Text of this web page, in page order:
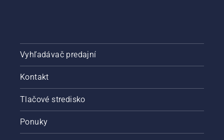
Vyhľadávač predajní
Kontakt
Tlačové stredisko
Ponuky